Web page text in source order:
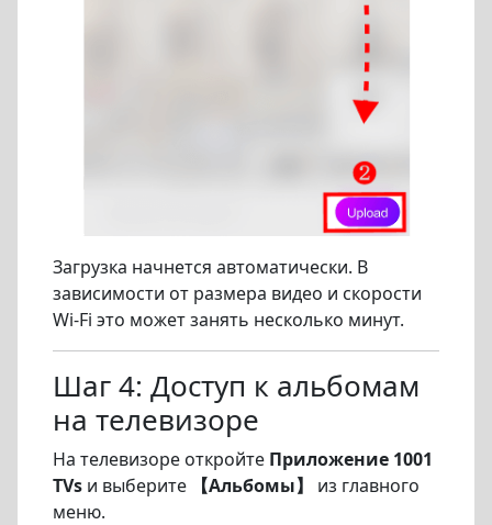
Загрузка начнется автоматически. В
зависимости от размера видео и скорости
Wi-Fi это может занять несколько минут.
Шаг 4: Доступ к альбомам
на телевизоре
На телевизоре откройте Приложение 1001
TVs и выберите 【Альбомы】
из главного
меню.